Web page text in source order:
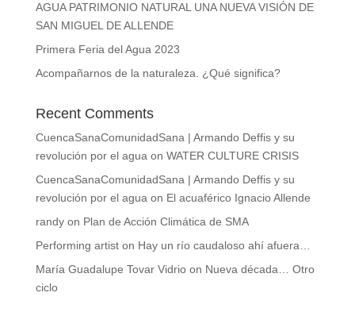
AGUA PATRIMONIO NATURAL UNA NUEVA VISIÓN DE
SAN MIGUEL DE ALLENDE
Primera Feria del Agua 2023
Acompañarnos de la naturaleza. ¿Qué significa?
Recent Comments
CuencaSanaComunidadSana | Armando Deffis y su
revolución por el agua on WATER CULTURE CRISIS
CuencaSanaComunidadSana | Armando Deffis y su
revolución por el agua on El acuaférico Ignacio Allende
randyon Plan de Acción Climática de SMA
Performing artiston Hay un río caudaloso ahí afuera…
María Guadalupe Tovar Vidrioon Nueva década… Otro
ciclo